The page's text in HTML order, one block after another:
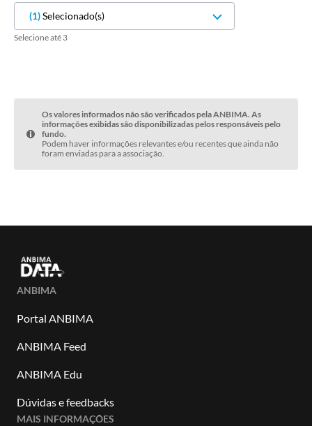
(1)Selecionado(s)
Selecione até 3
Os valores informados não são verificados pela ANBIMA. As
informações exibidas são disponibilizadas pelos responsáveis pelo
fundo.
Podem haver informações relevantes e/ou recentes que ainda não
foram enviadas para a associação.
ANBIMA
Portal ANBIMA
ANBIMA Feed
ANBIMA Edu
Dúvidas e feedbacks
MAIS INFORMAÇÕES